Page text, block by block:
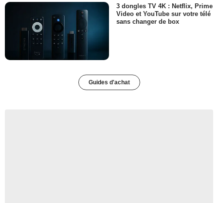
3 dongles TV 4K : Netflix, Prime
Video et YouTube sur votre télé
sans changer de box
Guides d'achat